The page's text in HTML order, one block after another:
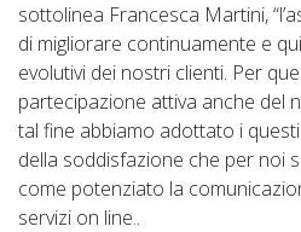
sottolinea Francesca Martini,
di migliorare continuamente e
evolutivi dei nostri clienti. Per
partecipazione attiva anche del
tal fine abbiamo adottato i
della soddisfazione che per noi
come potenziato la
servizi on line..